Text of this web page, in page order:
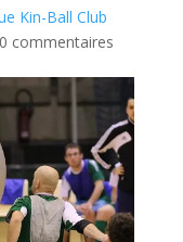
Kin-Ball Club
0 commentaires